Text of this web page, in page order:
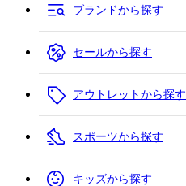
ブランドから探す
セールから探す
アウトレットから探す
スポーツから探す
キッズから探す